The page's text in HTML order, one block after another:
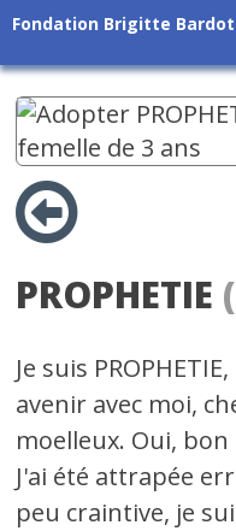
Fondation Brigitte Bardot
PROPHETIE
Je suis
avenir avec moi,
moelleux. Oui,
J'ai été attrapée
peu craintive, je